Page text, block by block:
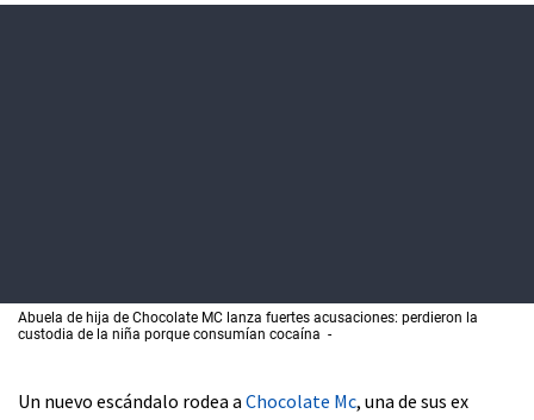
Abuela de hija de Chocolate MC lanza fuertes acusaciones: perdieron la
custodia de la niña porque consumían cocaína
Un nuevo escándalo rodea a Chocolate Mc, una de sus ex